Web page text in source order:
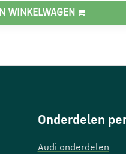
IN WINKELWAGEN
Onderdelen
Audi onderdelen